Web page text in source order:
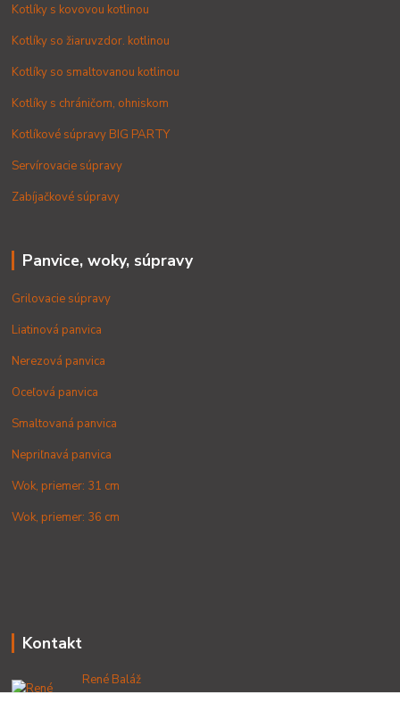
Kotlíky s kovovou kotlinou
Kotlíky so žiaruvzdor. kotlinou
Kotlíky so smaltovanou kotlinou
Kotlíky s chráničom, ohniskom
Kotlíkové súpravy BIG PARTY
Servírovacie súpravy
Zabíjačkové súpravy
Panvice, woky, súpravy
Grilovacie súpravy
Liatinová panvica
Nerezová panvica
Oceľová panvica
Smaltovaná panvica
Nepriľnavá panvica
Wok, priemer: 31 cm
Wok, priemer: 36 cm
Kontakt
René Baláž